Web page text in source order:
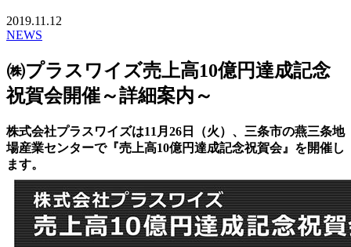
2019.11.12
NEWS
㈱プラスワイズ売上高10億円達成記念
祝賀会開催～詳細案内～
株式会社プラスワイズは11月26日（火）、三条市の燕三条地
場産業センターで『売上高10億円達成記念祝賀会』を開催し
ます。